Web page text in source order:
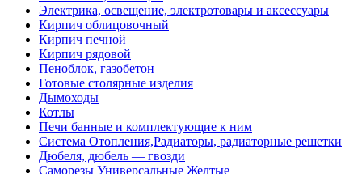
Электрика, освещение, электротовары и аксессуары
Кирпич облицовочный
Кирпич печной
Кирпич рядовой
Пеноблок, газобетон
Готовые столярные изделия
Дымоходы
Котлы
Печи банные и комплектующие к ним
Система Отопления,Радиаторы, радиаторные решетки
Дюбеля, дюбель — гвозди
Саморезы Универсальные Желтые